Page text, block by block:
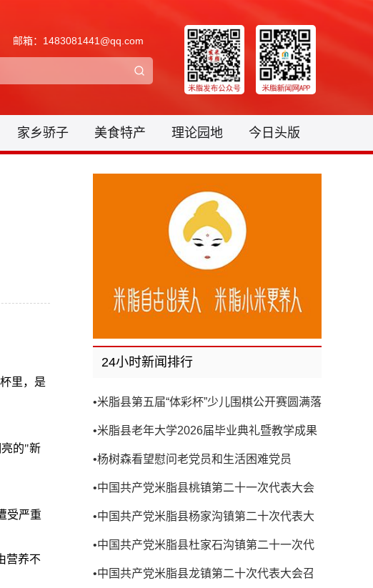
邮箱：1483081441@qq.com
家乡骄子 美食特产 理论园地 今日头版
里，是
亮的"新
受严重
营养不
24小时新闻排行
•米脂县第五届“体彩杯”少儿围棋公开赛圆满落
•米脂县老年大学2026届毕业典礼暨教学成果
•杨树森看望慰问老党员和生活困难党员
•中国共产党米脂县桃镇第二十一次代表大会
•中国共产党米脂县杨家沟镇第二十次代表大
•中国共产党米脂县杜家石沟镇第二十一次代
•中国共产党米脂县龙镇第二十次代表大会召